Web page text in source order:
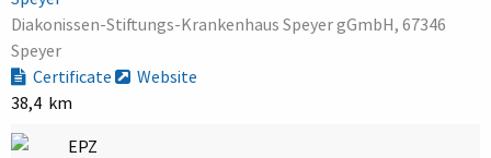
Diakonissen-Stiftungs-Krankenhaus Speyer gGmbH, 67346
Speyer
Certificate
Website
38,4 km
EPZ